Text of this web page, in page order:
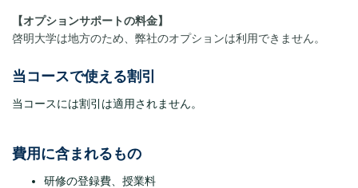
【オプションサポートの料金】
啓明大学は地方のため、弊社のオプションは利用できません。
当コースで使える割引
当コースには割引は適用されません。
費用に含まれるもの
研修の登録費、授業料